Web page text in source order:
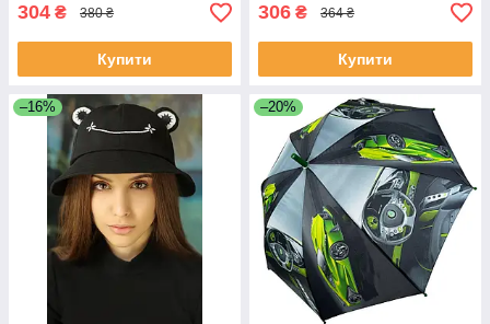
304 ₴ 380 ₴
Купити
306 ₴ 364 ₴
Купити
–16% –20%